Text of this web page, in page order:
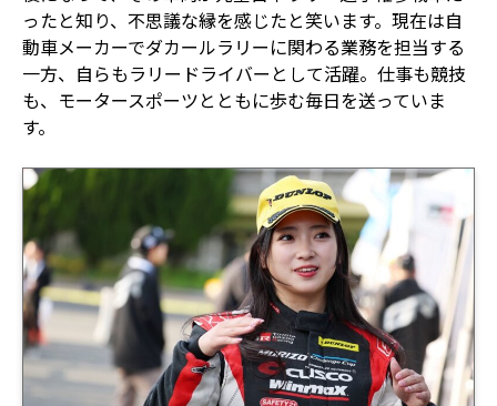
ったと知り、不思議な縁を感じたと笑います。現在は自
動車メーカーでダカールラリーに関わる業務を担当する
一方、自らもラリードライバーとして活躍。仕事も競技
も、モータースポーツとともに歩む毎日を送っていま
す。